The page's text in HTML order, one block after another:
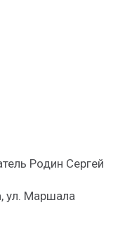
Родин Сергей
ул. Маршала